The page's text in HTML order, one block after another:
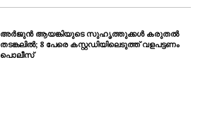
അർജുൻ ആയങ്കിയുടെ സുഹൃത്തുക്കൾ കരുതൽ
തടങ്കലിൽ; 8 പേരെ കസ്റ്റഡിയിലെടുത്ത് വളപട്ടണം
പൊലീസ്